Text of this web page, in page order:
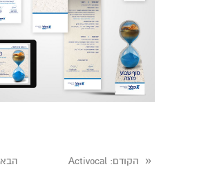
« הקודם: Activocal הבא